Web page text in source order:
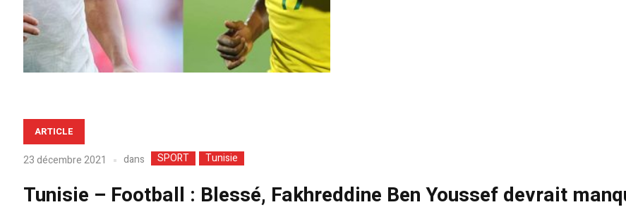
ARTICLE
23 décembre 2021 dans SPORT Tunisie
Tunisie – Football : Blessé, Fakhreddine Ben Youssef devrait